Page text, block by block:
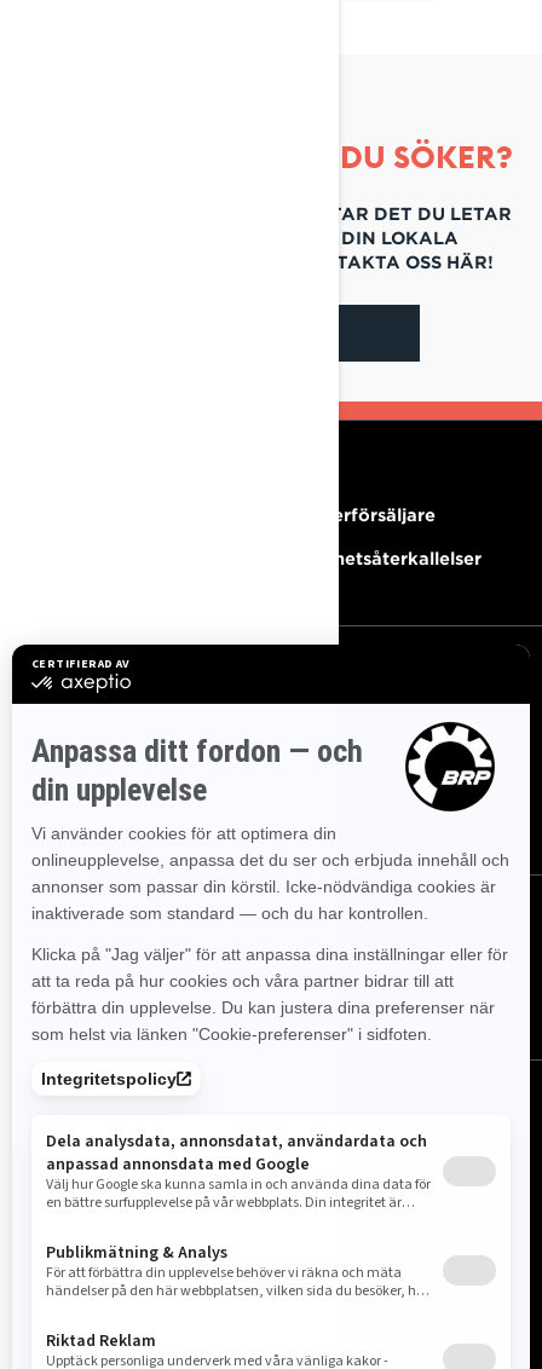
HITTAR DU INTE VAD DU SÖKER?
OM DU FORTFARANDE INTE HITTAR DET DU LETAR
EFTER KAN DU KONTAKTA DIN LOKALA
ÅTERFÖRSÄLJARE ELLER KONTAKTA OSS HÄR!
Bli Återförsäljare
Säkerhetsåterkallelser
Var först med att få reda på de
senaste evenemangen, nyheterna och erbjudandena.
FÖLJ OSS